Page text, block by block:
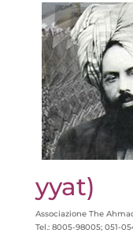
yyat)
Associazione The
Tel.: 8005-98005; 051-